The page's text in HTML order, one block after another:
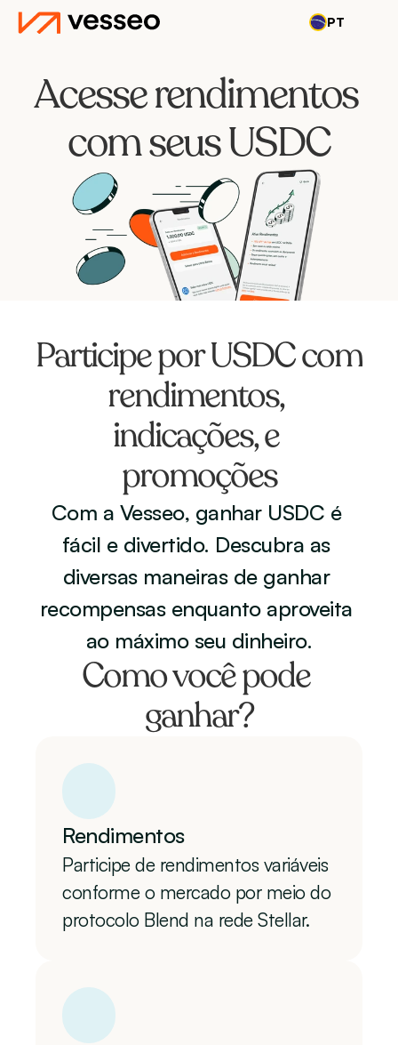
PT
Acesse rendimentos
com seus USDC
Participe por USDC com
rendimentos,
indicações, e
promoções
Com a Vesseo, ganhar USDC é
fácil e divertido. Descubra as
diversas maneiras de ganhar
recompensas enquanto aproveita
ao máximo seu dinheiro.
Como você pode
ganhar?
Rendimentos
Participe de rendimentos variáveis
conforme o mercado por meio do
protocolo Blend na rede Stellar.